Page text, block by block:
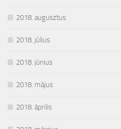
2018. augusztus
2018. július
2018. június
2018. május
2018. április